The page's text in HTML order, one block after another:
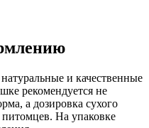
и качественные
рекомендуется не
а дозировка сухого
питомцев. На упаковке